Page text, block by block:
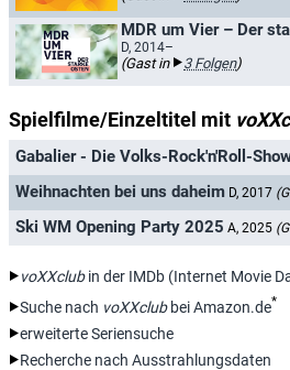
MDR um Vier – Der
D, 2014–
(Gast in 3 Folgen)
Spielfilme/Einzeltitel mit
Gabalier - Die Volks-Rock'n'Roll-
Weihnachten bei uns daheim D, 2017
Ski WM Opening Party 2025 A, 2025
voXXclubin der IMDb (Internet Movie
Suche nach voXXclub bei Amazon.de*
erweiterte Seriensuche
Recherche nach Ausstrahlungsdaten